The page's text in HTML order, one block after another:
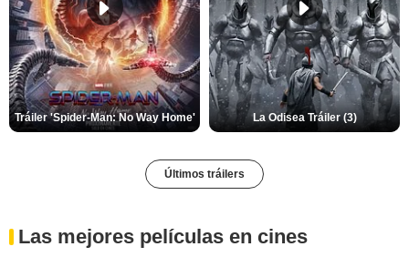
Tráiler 'Spider-Man: No Way Home' La Odisea Tráiler (3)
Últimos tráilers
Las mejores películas en cines